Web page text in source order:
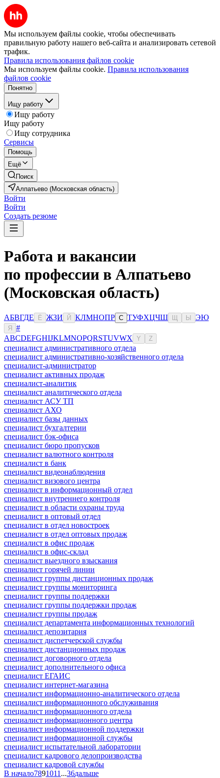
Мы используем файлы cookie, чтобы обеспечивать
правильную работу нашего веб-сайта и анализировать сетевой
трафик.
Правила использования файлов cookie
Мы используем файлы cookie. Правила использования
файлов cookie
Понятно
Ищу работу
Ищу работу
Ищу работу
Ищу сотрудника
Сервисы
Помощь
Ещё
Поиск
Алпатьево (Московская область)
Войти
Войти
Создать резюме
Работа и вакансии
по профессии в Алпатьево
(Московская область)
АБВГДЕ Ё ЖЗИ Й КЛМНОПР С ТУФХЦЧШ Ы ЭЮ
Я
#
ABCDEFGHIJKLMNOPQRSTUVWX Y Z
специалист административного отдела
специалист административно-хозяйственного отдела
специалист-администратор
специалист активных продаж
специалист-аналитик
специалист аналитического отдела
специалист АСУ ТП
специалист АХО
специалист базы данных
специалист бухгалтерии
специалист бэк-офиса
специалист бюро пропусков
специалист валютного контроля
специалист в банк
специалист видеонаблюдения
специалист визового центра
специалист в информационный отдел
специалист внутреннего контроля
специалист в области охраны труда
специалист в оптовый отдел
специалист в отдел новостроек
специалист в отдел оптовых продаж
специалист в офис продаж
специалист в офис-склад
специалист выездного взыскания
специалист горячей линии
специалист группы дистанционных продаж
специалист группы мониторинга
специалист группы поддержки
специалист группы поддержки продаж
специалист группы продаж
специалист департамента информационных технологий
специалист депозитария
специалист диспетчерской службы
специалист дистанционных продаж
специалист договорного отдела
специалист дополнительного офиса
специалист ЕГАИС
специалист интернет-магазина
специалист информационно-аналитического отдела
специалист информационного обслуживания
специалист информационного отдела
специалист информационного центра
специалист информационной поддержки
специалист информационной службы
специалист испытательной лаборатории
специалист кадрового делопроизводства
специалист кадровой службы
В начало7891011 ...36дальше